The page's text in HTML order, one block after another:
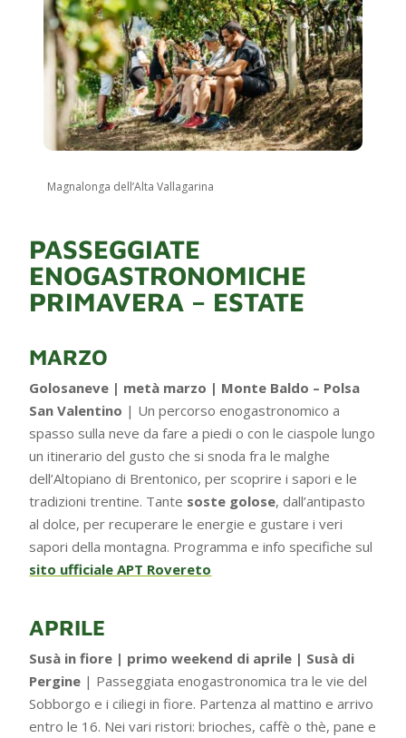
Magnalonga dell’Alta Vallagarina
PASSEGGIATE
ENOGASTRONOMICHE
PRIMAVERA – ESTATE
MARZO
Golosaneve | metà marzo | Monte Baldo – Polsa
San Valentino | Un percorso enogastronomico a
spasso sulla neve da fare a piedi o con le ciaspole lungo
un itinerario del gusto che si snoda fra le malghe
dell’Altopiano di Brentonico, per scoprire i sapori e le
tradizioni trentine. Tante soste golose, dall’antipasto
al dolce, per recuperare le energie e gustare i veri
sapori della montagna. Programma e info specifiche sul
sito ufficiale APT Rovereto
APRILE
Susà in fiore | primo weekend di aprile | Susà di
Pergine | Passeggiata enogastronomica tra le vie del
Sobborgo e i ciliegi in fiore. Partenza al mattino e arrivo
entro le 16. Nei vari ristori: brioches, caffè o thè, pane e